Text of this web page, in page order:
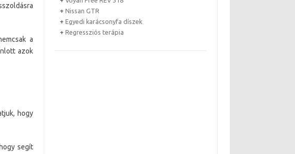
a
azok
hogy
segít
+Nissan GTR
+Egyedi karácsonyfa díszek
+Regressziós terápia